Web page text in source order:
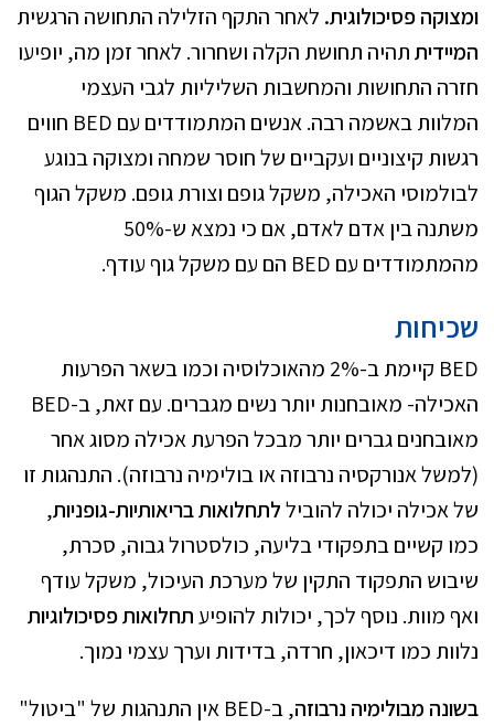
ומצוקה פסיכולוגית. לאחר התקף הזלילה התחושה הרגשית
המיידיתתהיה תחושת הקלה ושחרור. לאחר זמן מה, יופיעו
חזרה התחושות והמחשבות השליליות לגבי העצמי
המלוות באשמה רבה. אנשים המתמודדים עם BED חווים
רגשות קיצוניים ועקביים של חוסר שמחה ומצוקה בנוגע
לבולמוסי האכילה, משקל גופם וצורת גופם. משקל הגוף
משתנה בין אדם לאדם, אם כי נמצא ש-50%
מהמתמודדים עם BED הם עם משקל גוף עודף.
שכיחות
BED קיימת ב-2% מהאוכלוסיה וכמו בשאר הפרעות
האכילה- מאובחנות יותר נשים מגברים. עם זאת, ב-BED
מאובחנים גברים יותר מבכל הפרעת אכילה מסוג אחר
(למשל אנורקסיה נרבוזה או בולימיה נרבוזה). התנהגות זו
של אכילה יכולה להוביללתחלואות בריאותיות-גופניות,
כמו קשיים בתפקודי בליעה, כולסטרול גבוה, סכרת,
שיבוש התפקוד התקין של מערכת העיכול, משקל עודף
ואף מוות. נוסף לכך, יכולות להופיעתחלואות פסיכולוגיות
נלוות כמו דיכאון, חרדה, בדידות וערך עצמי נמוך.
בשונה מבולימיה נרבוזה
, ב-BED אין התנהגות של "ביטול"